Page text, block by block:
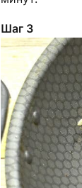
Шаг 3